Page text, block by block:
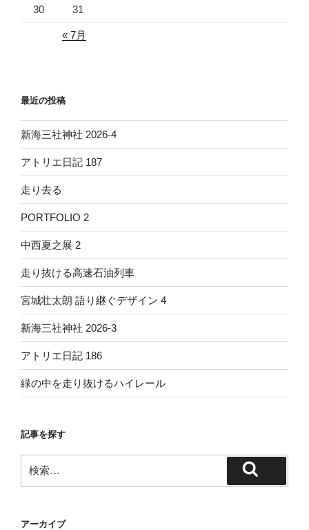
30 31
« 7月
最近の投稿
新海三社神社 2026-4
アトリエ日記 187
走り去る
PORTFOLIO 2
中西夏之展 2
走り抜ける高速石油列車
宮城壮太朗 語り継ぐデザイン 4
新海三社神社 2026-3
アトリエ日記 186
緑の中を走り抜けるハイレール
記事を探す
索:
索
アーカイブ